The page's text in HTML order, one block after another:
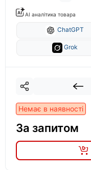
AI аналітика товара
ChatGPT
Grok
Немає в наявності
За запитом